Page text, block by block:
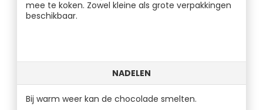
mee te koken. Zowel kleine als grote verpakkingen
beschikbaar.
NADELEN
Bij warm weer kan de chocolade smelten.